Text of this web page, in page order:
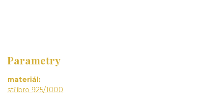
Parametry
materiál
stříbro 925/1000